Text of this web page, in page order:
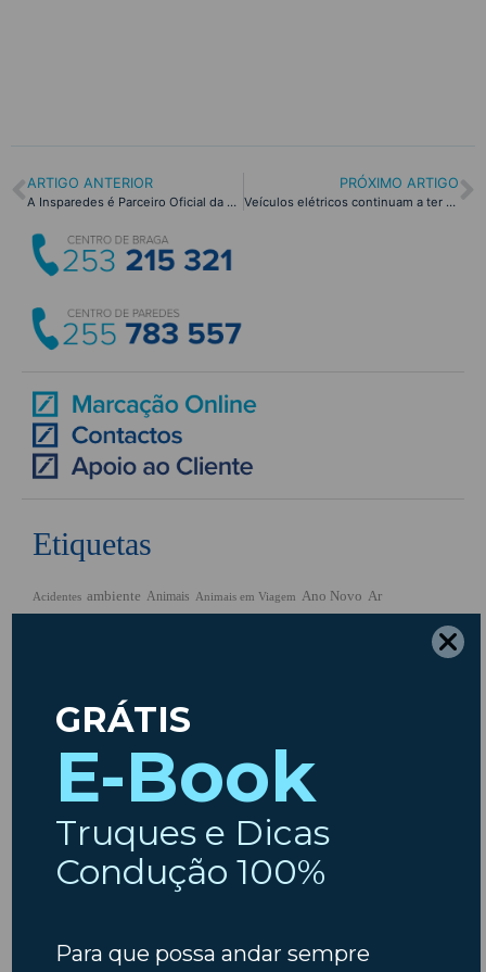
ARTIGO ANTERIOR
A Insparedes é Parceiro Oficial da 40.ª Rampa da Falperra
PRÓXIMO ARTIGO
Veículos elétricos continuam a ter grande procura!
Etiquetas
Acidentes ambiente Animais Animais em Viagem Ano Novo Ar
Dicas
Insparedes Inspeção
Manutenção Manutenção Auto Motas Motociclos
Outono Pneus Primavera Páscoa Pós-férias Regresso às aulas
Segurança Segurança Rodoviária Suspensão
Trânsito Veículos Elétricos